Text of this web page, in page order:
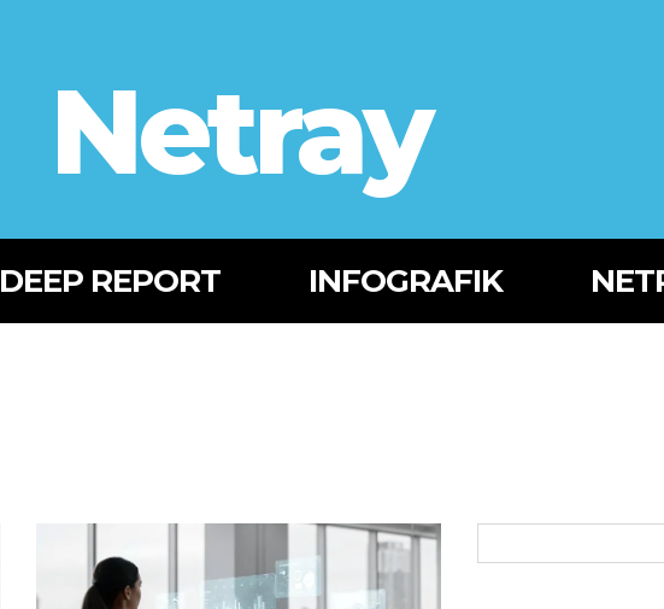
Netray
DEEP REPORT INFOGRAFIK